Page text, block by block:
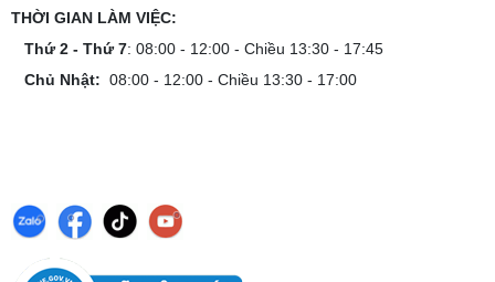
Hướng dẫn kiểm tra tương thích linh kiện PC trước
khi build: socket CPU mainboard, chuẩn RAM,
nguồn cho VGA và kích thước case. Có checklist
THỜI GIAN LÀM VIỆC:
Thứ 2 - Thứ 7: 08:00 - 12:00 - Chiều 13:30 - 17:45
Chủ Nhật: 08:00 - 12:00 - Chiều 13:30 - 17:00